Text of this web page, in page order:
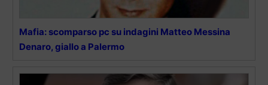
Mafia: scomparso pc su indagini Matteo Messina
Denaro, giallo a Palermo